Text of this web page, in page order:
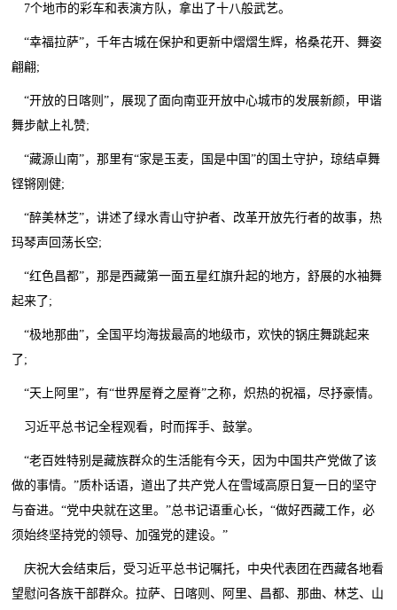
7个地市的彩车和表演方队，拿出了十八般武艺。
“幸福拉萨”，千年古城在保护和更新中熠熠生辉，格桑花开、舞姿
翩翩;
“开放的日喀则”，展现了面向南亚开放中心城市的发展新颜，甲谐
舞步献上礼赞;
“藏源山南”，那里有“家是玉麦，国是中国”的国土守护，琼结卓舞
铿锵刚健;
“醉美林芝”，讲述了绿水青山守护者、改革开放先行者的故事，热
玛琴声回荡长空;
“红色昌都”，那是西藏第一面五星红旗升起的地方，舒展的水袖舞
起来了;
“极地那曲”，全国平均海拔最高的地级市，欢快的锅庄舞跳起来
了;
“天上阿里”，有“世界屋脊之屋脊”之称，炽热的祝福，尽抒豪情。
习近平总书记全程观看，时而挥手、鼓掌。
“老百姓特别是藏族群众的生活能有今天，因为中国共产党做了该
做的事情。”质朴话语，道出了共产党人在雪域高原日复一日的坚守
与奋进。“党中央就在这里。”总书记语重心长，“做好西藏工作，必
须始终坚持党的领导、加强党的建设。”
庆祝大会结束后，受习近平总书记嘱托，中央代表团在西藏各地看
望慰问各族干部群众。拉萨、日喀则、阿里、昌都、那曲、林芝、山